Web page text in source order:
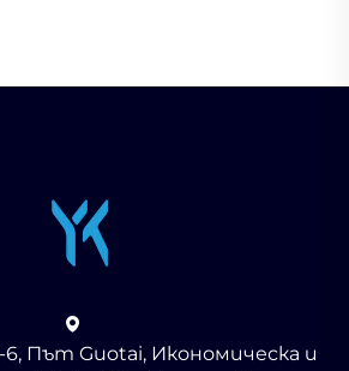
6, Път Guotai, Икономическа и